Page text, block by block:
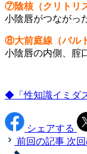
⑦陰核（クリトリ
小陰唇がつながっ
⑧大前庭線（バル
小陰唇の内側、腟
◆「性知識イミダ
シェアする
前回の記事 次